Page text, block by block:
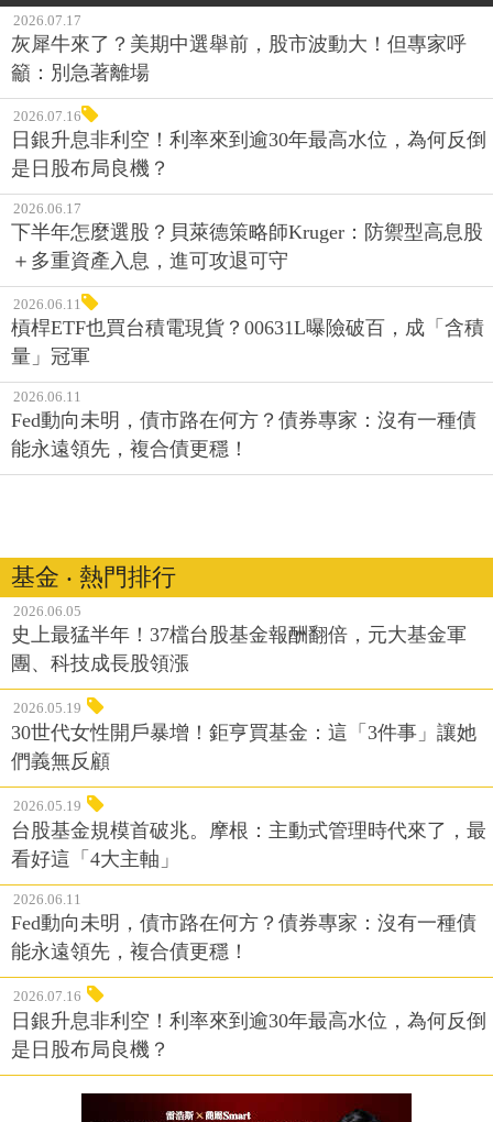
2026.07.17
灰犀牛來了？美期中選舉前，股市波動大！但專家呼
籲：別急著離場
2026.07.16
日銀升息非利空！利率來到逾30年最高水位，為何反倒
是日股布局良機？
2026.06.17
下半年怎麼選股？貝萊德策略師Kruger：防禦型高息股
＋多重資產入息，進可攻退可守
2026.06.11
槓桿ETF也買台積電現貨？00631L曝險破百，成「含積
量」冠軍
2026.06.11
Fed動向未明，債市路在何方？債券專家：沒有一種債
能永遠領先，複合債更穩！
基金 ‧ 熱門排行
2026.06.05
史上最猛半年！37檔台股基金報酬翻倍，元大基金軍
團、科技成長股領漲
2026.05.19
30世代女性開戶暴增！鉅亨買基金：這「3件事」讓她
們義無反顧
2026.05.19
台股基金規模首破兆。摩根：主動式管理時代來了，最
看好這「4大主軸」
2026.06.11
Fed動向未明，債市路在何方？債券專家：沒有一種債
能永遠領先，複合債更穩！
2026.07.16
日銀升息非利空！利率來到逾30年最高水位，為何反倒
是日股布局良機？